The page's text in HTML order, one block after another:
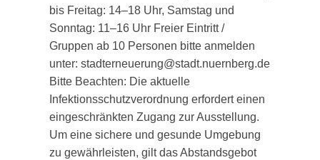
bis Freitag: 14–18 Uhr, Samstag und
Sonntag: 11–16 Uhr Freier Eintritt /
Gruppen ab 10 Personen bitte anmelden
unter: stadterneuerung@stadt.nuernberg.de
Bitte Beachten: Die aktuelle
Infektionsschutzverordnung erfordert einen
eingeschränkten Zugang zur Ausstellung.
Um eine sichere und gesunde Umgebung
zu gewährleisten, gilt das Abstandsgebot